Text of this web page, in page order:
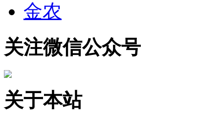
金农
关注微信公众号
关于本站